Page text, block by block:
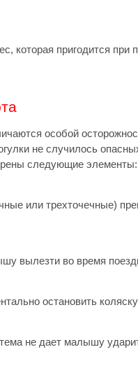
которая пригодится при
особой
не случилось
следующие элементы:
или трехточечные)
вылезти во время
остановить
не дает малышу